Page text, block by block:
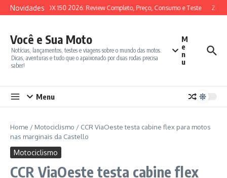
Ir para o conteúdo
NovidadesSYM ADX 150 2026: Review Completo, Preço, Consumo e Teste
Você e Sua Moto
Notícias, lançamentos, testes e viagens sobre o mundo das motos.
Dicas, aventuras e tudo que o apaixonado por duas rodas precisa
saber!
M
e
n
u
Menu
Home / Motociclismo / CCR ViaOeste testa cabine flex para motos
nas marginais da Castello
Motociclismo
CCR ViaOeste testa cabine flex